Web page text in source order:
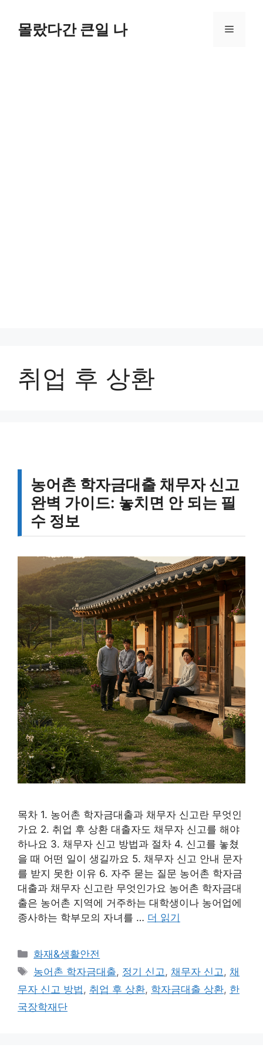
몰랐다간 큰일 나 메
취업 후 상환
농어촌 학자금대출 채무자 신고
완벽 가이드: 놓치면 안 되는 필
수 정보
목차 1. 농어촌 학자금대출과 채무자 신고란 무엇인
가요 2. 취업 후 상환 대출자도 채무자 신고를 해야
하나요 3. 채무자 신고 방법과 절차 4. 신고를 놓쳤
을 때 어떤 일이 생길까요 5. 채무자 신고 안내 문자
를 받지 못한 이유 6. 자주 묻는 질문 농어촌 학자금
대출과 채무자 신고란 무엇인가요 농어촌 학자금대
출은 농어촌 지역에 거주하는 대학생이나 농어업에
종사하는 학부모의 자녀를 … 더 읽기
카
테
고
리
화재&생활안전
태
그
농어촌 학자금대출, 정기 신고 , 채무자 신고 , 채
무자 신고 방법 , 취업 후 상환, 학자금대출 상환, 한
국장학재단